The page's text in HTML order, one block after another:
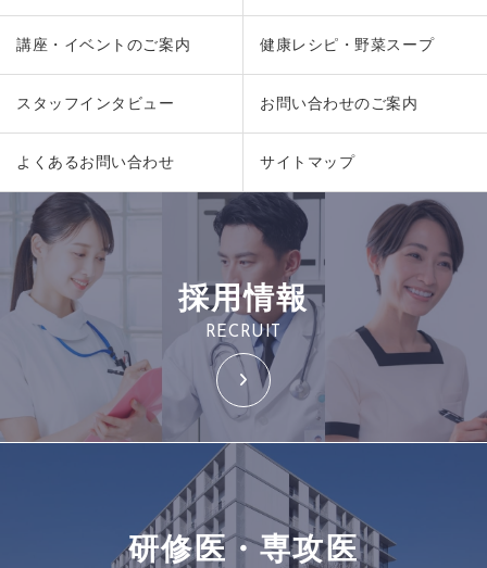
講座・イベントのご案内 健康レシピ・野菜スープ
スタッフインタビュー お問い合わせのご案内
よくあるお問い合わせ サイトマップ
採用情報
RECRUIT
研修医・専攻医